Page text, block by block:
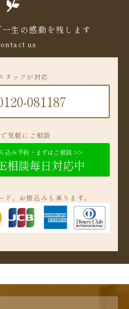
生の感動を残します
us
タッフが対応
081187
気軽にご相談
込み予約・まずはご相談 >>
相談毎日対応中
ド、お振込みも承ります。